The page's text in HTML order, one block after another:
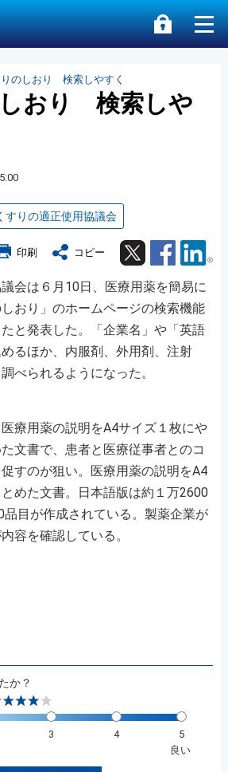
りのしおり 検索しやすく
しおり 検索しや
すりの適正使用協議会
印刷 コピー Twitter Facebook
会は６月10日、医療用薬を簡易に
おり」のホームページの検索機能
と発表した。「企業名」や「英語
るほか、内服剤、外用剤、注射
べられるようになった。
療用薬の説明をA4サイズ１枚にや
文書で、患者と医療従事者とのコ
すのが狙い。医療用薬の説明をA4
めた文書。日本語版は約１万2600
目が作成されている。製薬企業が
容を確認している。
か？
3 4
5
良い